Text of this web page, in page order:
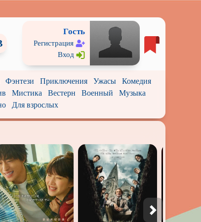
Гость
Регистрация
Вход
Фэнтези Приключения Ужасы
Комедия
Мистика Вестерн Военный
Музыка
Для взрослых